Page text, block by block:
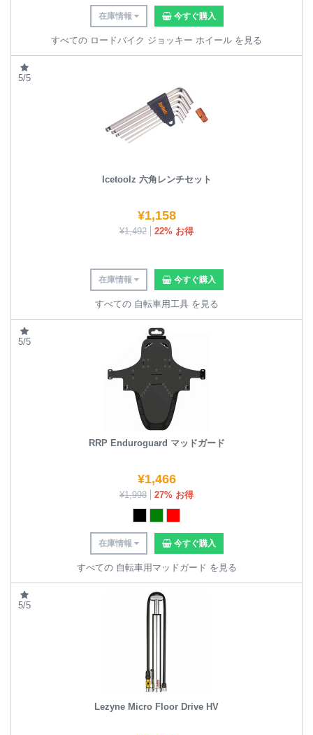
在庫情報 今すぐ購入
すべての ロードバイク ジョッキー ホイール を見る
5/5
Icetoolz 六角レンチセット
¥1,158
¥1,492 22% お得
在庫情報 今すぐ購入
すべての 自転車用工具 を見る
5/5
RRP Enduroguard マッドガード
¥1,466
¥1,998 27% お得
在庫情報 今すぐ購入
すべての 自転車用マッドガード を見る
5/5
Lezyne Micro Floor Drive HV